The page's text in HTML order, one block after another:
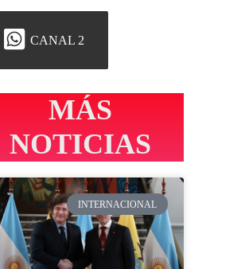
CANAL 2
MÁS
NOTICIAS
INTERNACIONAL